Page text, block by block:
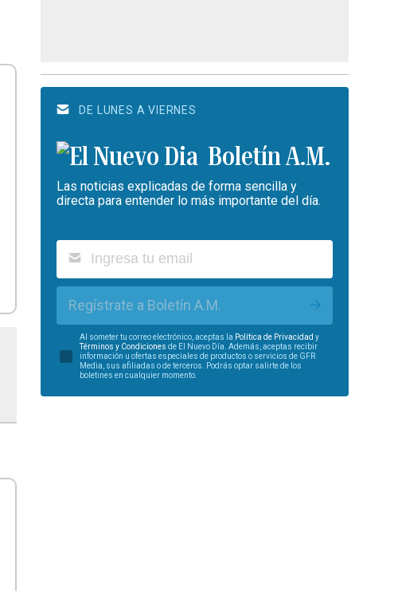
DE LUNES A VIERNES
Boletín A.M.
Las noticias explicadas de forma sencilla y
directa para entender lo más importante del día.
Regístrate a Boletín A.M.
Al someter tu correo electrónico, aceptas la Política de Privacidad y
Términos y Condiciones de El Nuevo Día. Además, aceptas recibir
información u ofertas especiales de productos o servicios de GFR
Media, sus afiliadas o de terceros. Podrás optar salirte de los
boletines en cualquier momento.